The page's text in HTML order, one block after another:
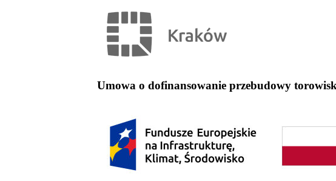
Umowa o dofinansowanie przebudowy